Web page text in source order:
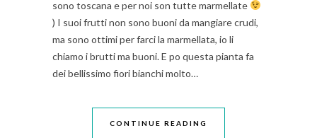
sono toscana e per noi son tutte marmellate
) I suoi frutti non sono buoni da mangiare crudi,
ma sono ottimi per farci la marmellata, io li
chiamo i brutti ma buoni. E po questa pianta fa
dei bellissimo fiori bianchi molto…
CONTINUE READING